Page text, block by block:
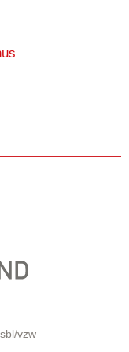
vzw